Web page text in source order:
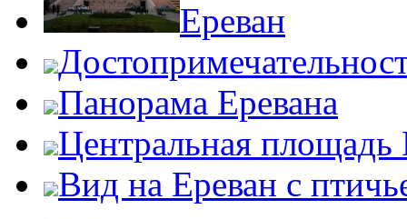
Ереван
Панорама Еревана
Центральная площадь
Вид на Ереван с